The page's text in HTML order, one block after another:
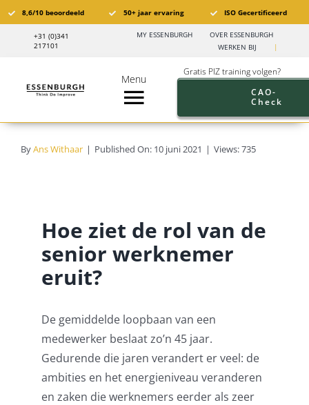
Ga
naar
inhoud
8,6/10 beoordeeld 50+ jaar ervaring ISO Gecertificeerd
+31 (0)341
217101
MY ESSENBURGH
OVER ESSENBURGH
WERKEN BIJ
|
Menu
Toggle
Navigation
Pensioen in Zicht®️
Branches
Pensioenblij
Gratis PIZ training volgen?
CAO-
Check
ByAns Withaar | Published On: 10 juni 2021 | Views: 735
Hoe ziet de rol van de
senior werknemer
eruit?
De gemiddelde loopbaan van een
medewerker beslaat zo’n 45 jaar.
Gedurende die jaren verandert er veel: de
ambities en het energieniveau veranderen
en zaken die werknemers eerder als zeer